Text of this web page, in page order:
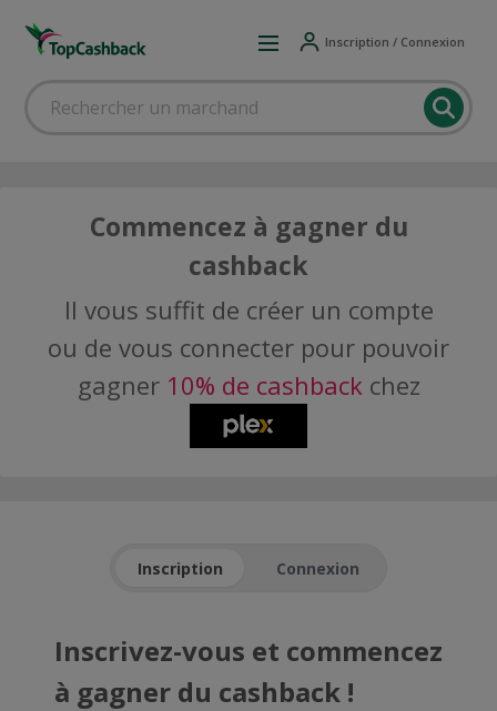
Inscription / Connexion
Commencez à gagner du
cashback
Il vous suffit de créer un compte
ou de vous connecter pour pouvoir
gagner 10% de cashbackchez
Inscription Connexion
Inscrivez-vous et commencez
à gagner du cashback !